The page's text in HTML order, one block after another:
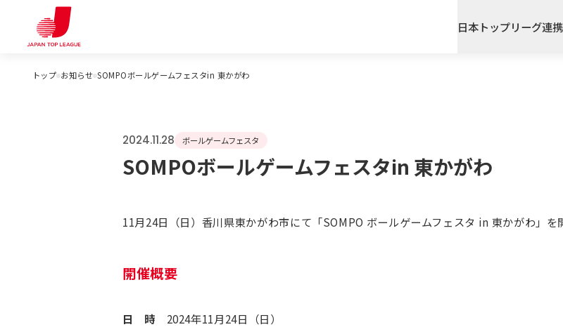
日本トップリーグ連
トップ お知らせ SOMPOボールゲームフェスタin 東かがわ
2024.11.28 ボールゲームフェスタ
SOMPOボールゲームフェスタin 東かがわ
11月24日（日）香川県東かがわ市にて「SOMPO ボールゲームフェスタ in 東かがわ」を
開催概要
日 時 2024年11月24日（日）